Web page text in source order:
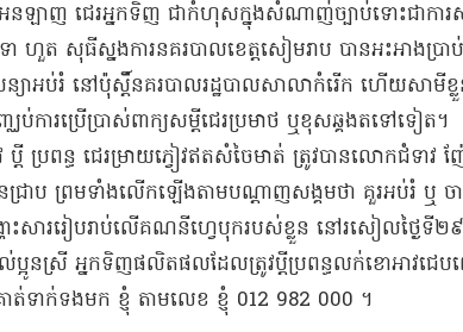
ន​ឡាញ ជេរ​អ្នកទិញ ជា​កំហុស​ក្នុង​សំណាញ់​ច្បាប់​ទោះជា​កា
ត សុធី​ស្នងការ​នគរបាល​ខេត្តសៀមរាប បាន​អះអាង​ប្រាប់​ក
សន្យា​អប់រំ នៅ​ប៉ុស្ដិ៍នគរបាល​រដ្ឋបាល​សាលា​កំរើក ហើយ​សាមីខ្
ប់​ការប្រើប្រាស់​ពាក្យសម្ដី​ជេរប្រមាថ ឬ​ខុសឆ្គង​តទៅទៀត​។​
ប្ដី ប្រពន្ធ ជេរ​ម្រា​យ​ភ្វៀ​វ​ឥត​សំចៃមាត់ ត្រូវបាន​លោកជំទាវ
ន​ជ្រាប ព្រមទាំង​លើកឡើង​តាម​បណ្តាញ​សង្គម​ថា គួរ​អប់រំ ឬ ចា
ះ​សារ​រៀបរាប់​លើ​គណនី​ហ្វេ​បុក​របស់ខ្លួន នៅ​រសៀល​ថ្ងៃទី​២
ល់​ប្អូនស្រី អ្នកទិញ​ផលិតផល​ដែល​ត្រូវ​ប្តី​ប្រពន្ធ​លក់​ខោអាវ​ជេ​ប
ត់​ទាក់ទង​មក ខ្ញុំ តាម​លេខ ខ្ញុំ 012 982 000 ។